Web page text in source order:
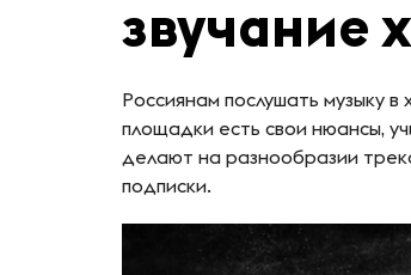
звучание
Россиянам послушать музыку
площадки есть свои нюансы,
делают на разнообразии
подписки.